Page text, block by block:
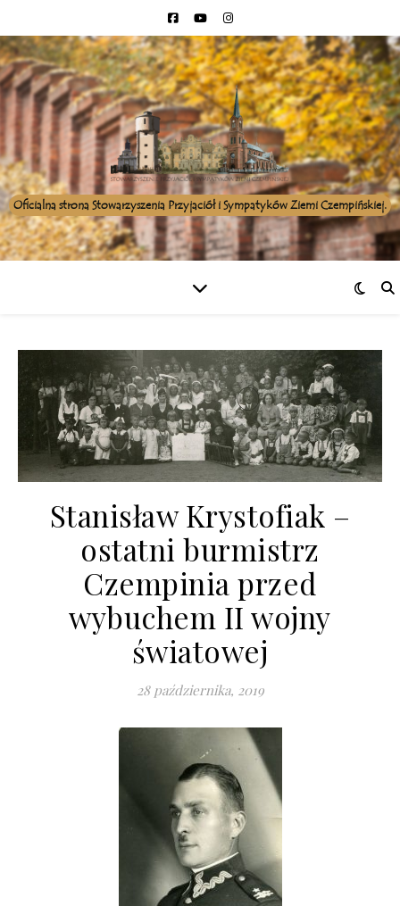
Oficialna strona Stowarzyszenia Przyjaciół i Sympatyków Ziemi Czempińskiej.
Stanisław Krystofiak –
ostatni burmistrz
Czempinia przed
wybuchem II wojny
światowej
28 października, 2019